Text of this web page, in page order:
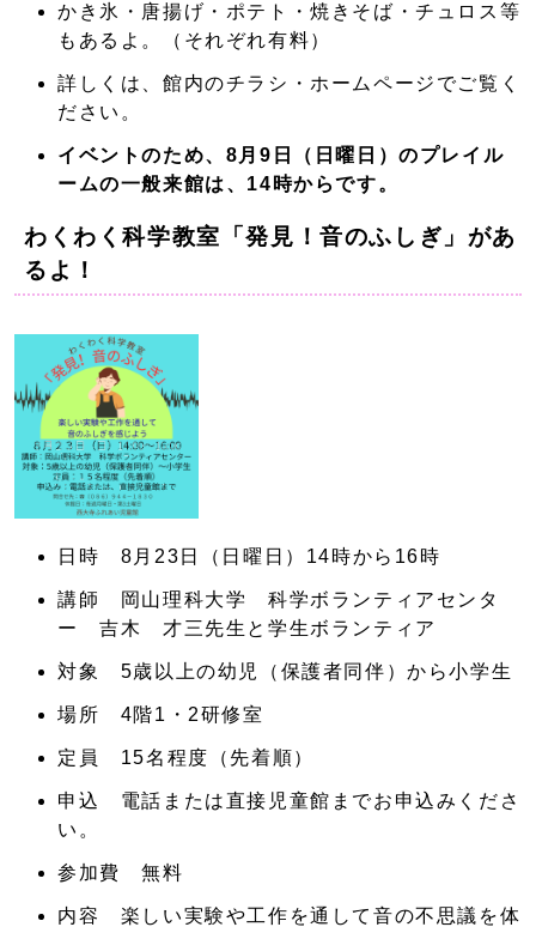
かき氷・唐揚げ・ポテト・焼きそば・チュロス等
もあるよ。（それぞれ有料）
詳しくは、館内のチラシ・ホームページでご覧く
ださい。
イベントのため、8月9日（日曜日）のプレイル
ームの一般来館は、14時からです。
わくわく科学教室「発見！音のふしぎ」があ
るよ！
日時 8月23日（日曜日）14時から16時
講師 岡山理科大学 科学ボランティアセンタ
ー 吉木 才三先生と学生ボランティア
対象 5歳以上の幼児（保護者同伴）から小学生
場所 4階1・2研修室
定員 15名程度（先着順）
申込 電話または直接児童館までお申込みくださ
い。
参加費 無料
内容 楽しい実験や工作を通して音の不思議を体